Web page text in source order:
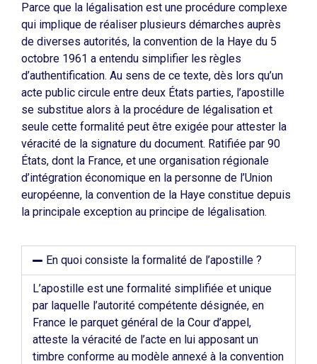
Parce que la légalisation est une procédure complexe
qui implique de réaliser plusieurs démarches auprès
de diverses autorités, la convention de la Haye du 5
octobre 1961 a entendu simplifier les règles
d’authentification. Au sens de ce texte, dès lors qu’un
acte public circule entre deux États parties, l’apostille
se substitue alors à la procédure de légalisation et
seule cette formalité peut être exigée pour attester la
véracité de la signature du document. Ratifiée par 90
États, dont la France, et une organisation régionale
d’intégration économique en la personne de l’Union
européenne, la convention de la Haye constitue depuis
la principale exception au principe de légalisation.
En quoi consiste la formalité de l’apostille ?
L’apostille est une formalité simplifiée et unique
par laquelle l’autorité compétente désignée, en
France le parquet général de la Cour d’appel,
atteste la véracité de l’acte en lui apposant un
timbre conforme au modèle annexé à la convention